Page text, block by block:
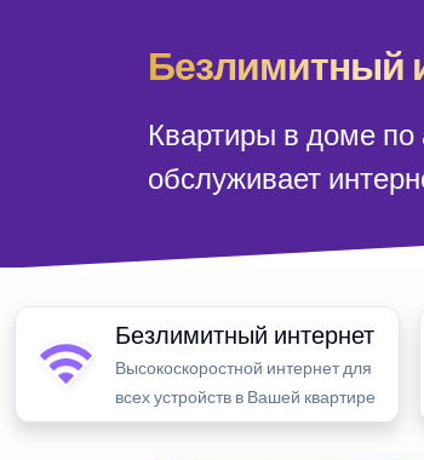
Безлимитный
Квартиры в доме
обслуживает
Безлимитный интернет
Высокоскоростной интернет для
всех устройств в Вашей квартире